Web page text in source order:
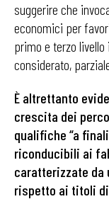
suggerire che
economici per
primo e terzo
considerato,
È altrettanto
crescita dei
qualifiche “a
riconducibili ai
caratterizzate da
rispetto ai titoli